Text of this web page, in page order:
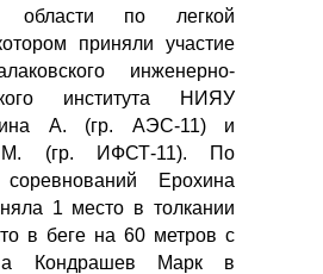
области по легкой
приняли участие
инженерно-
института НИЯУ
А. (гр. АЭС-11) и
М. (гр. ИФСТ-11). По
соревнований Ерохина
1 место в толкании
в беге на 60 метров с
а Кондрашев Марк в